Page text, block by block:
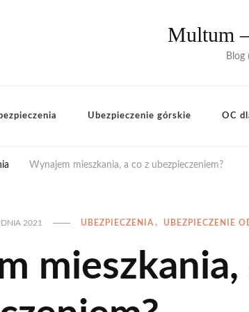
Multum
Blog
Ubezpieczenie górskie OC
Wynajem mieszkania, a co z ubezpieczeniem?
2021 UBEZPIECZENIA UBEZPIECZENIE
mieszkania,